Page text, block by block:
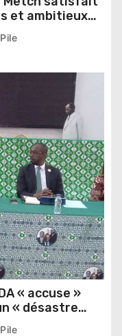
et ambitieux
»
« désastre